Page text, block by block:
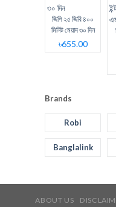
জিপি ২৫ জিবি ৪০০
মিনিট মেয়াদ ৩০ দিন
৳655.00
Brands
Robi
Banglalink
ABOUT US